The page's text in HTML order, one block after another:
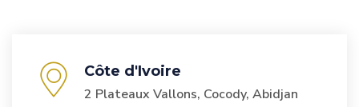
Côte d'Ivoire
2 Plateaux Vallons, Cocody, Abidjan